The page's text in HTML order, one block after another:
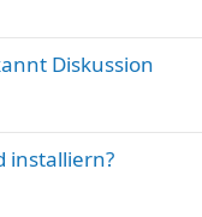
Diskussion
installiern?